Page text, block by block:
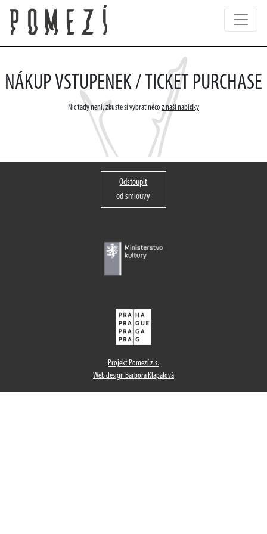
NÁKUP VSTUPENEK / TICKET PURCHASE
Nic tady není, zkuste si vybrat něco z naší nabídky
Odstoupit
od smlouvy
Projekt Pomezí z.s.
Web design Barbora Klapalová